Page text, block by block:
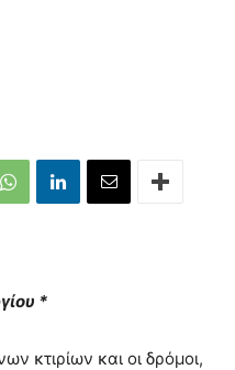
*
κτιρίων και οι δρόμοι,